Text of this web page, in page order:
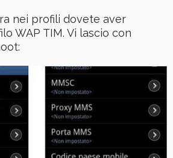
nei profili dovete aver
WAP TIM. Vi lascio con